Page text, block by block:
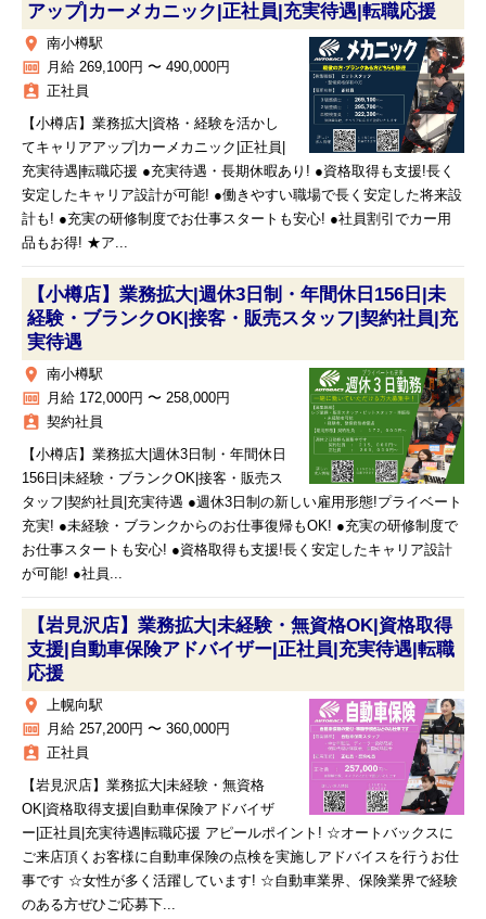
アップ|カーメカニック|正社員|充実待遇|転職応援
place 南小樽駅
money 月給 269,100円 〜 490,000円
assignment_ind 正社員
【小樽店】業務拡大|資格・経験を活かし
てキャリアアップ|カーメカニック|正社員|
充実待遇|転職応援 ●充実待遇・長期休暇あり! ●資格取得も支援!長く
安定したキャリア設計が可能! ●働きやすい職場で長く安定した将来設
計も! ●充実の研修制度でお仕事スタートも安心! ●社員割引でカー用
品もお得! ★ア...
【小樽店】業務拡大|週休3日制・年間休日156日|未
経験・ブランクOK|接客・販売スタッフ|契約社員|充
実待遇
place 南小樽駅
money 月給 172,000円 〜 258,000円
assignment_ind 契約社員
【小樽店】業務拡大|週休3日制・年間休日
156日|未経験・ブランクOK|接客・販売ス
タッフ|契約社員|充実待遇 ●週休3日制の新しい雇用形態!プライベート
充実! ●未経験・ブランクからのお仕事復帰もOK! ●充実の研修制度で
お仕事スタートも安心! ●資格取得も支援!長く安定したキャリア設計
が可能! ●社員...
【岩見沢店】業務拡大|未経験・無資格OK|資格取得
支援|自動車保険アドバイザー|正社員|充実待遇|転職
応援
place 上幌向駅
money 月給 257,200円 〜 360,000円
assignment_ind 正社員
【岩見沢店】業務拡大|未経験・無資格
OK|資格取得支援|自動車保険アドバイザ
ー|正社員|充実待遇|転職応援 アピールポイント! ☆オートバックスに
ご来店頂くお客様に自動車保険の点検を実施しアドバイスを行うお仕
事です ☆女性が多く活躍しています! ☆自動車業界、保険業界で経験
のある方ぜひご応募下...